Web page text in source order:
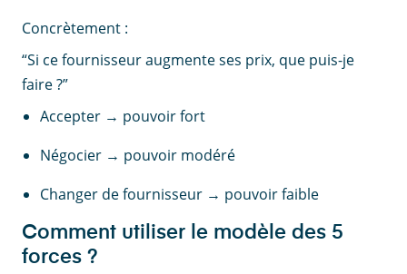
Concrètement :
“Si ce fournisseur augmente ses prix, que puis-je
faire ?”
Accepter → pouvoir fort
Négocier → pouvoir modéré
Changer de fournisseur → pouvoir faible
Comment utiliser le modèle des 5
forces ?